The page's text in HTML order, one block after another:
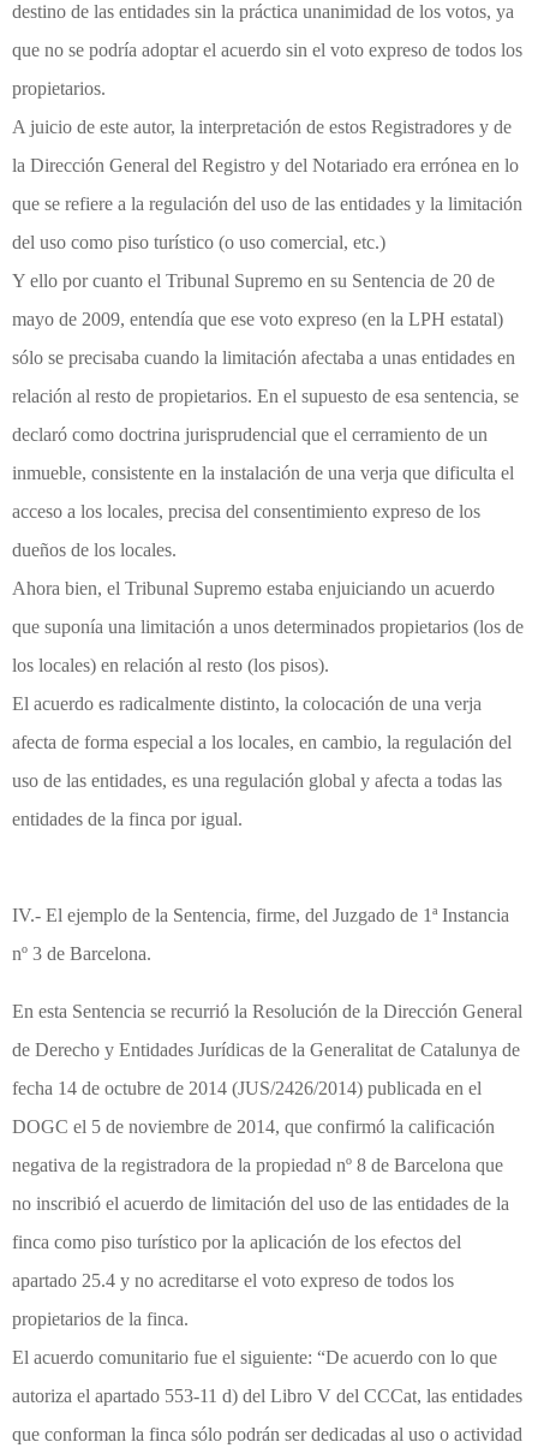
destino de las entidades sin la práctica unanimidad de los votos, ya
que no se podría adoptar el acuerdo sin el voto expreso de todos los
propietarios.
A juicio de este autor, la interpretación de estos Registradores y de
la Dirección General del Registro y del Notariado era errónea en lo
que se refiere a la regulación del uso de las entidades y la limitación
del uso como piso turístico (o uso comercial, etc.)
Y ello por cuanto el Tribunal Supremo en su Sentencia de 20 de
mayo de 2009, entendía que ese voto expreso (en la LPH estatal)
sólo se precisaba cuando la limitación afectaba a unas entidades en
relación al resto de propietarios. En el supuesto de esa sentencia, se
declaró como doctrina jurisprudencial que el cerramiento de un
inmueble, consistente en la instalación de una verja que dificulta el
acceso a los locales, precisa del consentimiento expreso de los
dueños de los locales.
Ahora bien, el Tribunal Supremo estaba enjuiciando un acuerdo
que suponía una limitación a unos determinados propietarios (los de
los locales) en relación al resto (los pisos).
El acuerdo es radicalmente distinto, la colocación de una verja
afecta de forma especial a los locales, en cambio, la regulación del
uso de las entidades, es una regulación global y afecta a todas las
entidades de la finca por igual.
IV.- El ejemplo de la Sentencia, firme, del Juzgado de 1ª Instancia
nº 3 de Barcelona.
En esta Sentencia se recurrió la Resolución de la Dirección General
de Derecho y Entidades Jurídicas de la Generalitat de Catalunya de
fecha 14 de octubre de 2014 (JUS/2426/2014) publicada en el
DOGC el 5 de noviembre de 2014, que confirmó la calificación
negativa de la registradora de la propiedad nº 8 de Barcelona que
no inscribió el acuerdo de limitación del uso de las entidades de la
finca como piso turístico por la aplicación de los efectos del
apartado 25.4 y no acreditarse el voto expreso de todos los
propietarios de la finca.
El acuerdo comunitario fue el siguiente: “De acuerdo con lo que
autoriza el apartado 553-11 d) del Libro V del CCCat, las entidades
que conforman la finca sólo podrán ser dedicadas al uso o actividad